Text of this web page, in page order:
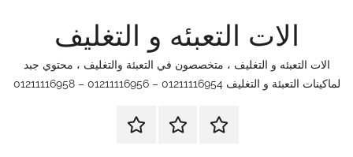
الات التعبئه و التغليف
الات التعبئه و التغليف ، متخصصون في التعبئة والتغليف ، محتوي جبد
لماكينات التعبئة و التغليف 01211116954 – 01211116956 – 01211116958
الرئيسيةاتصل
اتـصـل